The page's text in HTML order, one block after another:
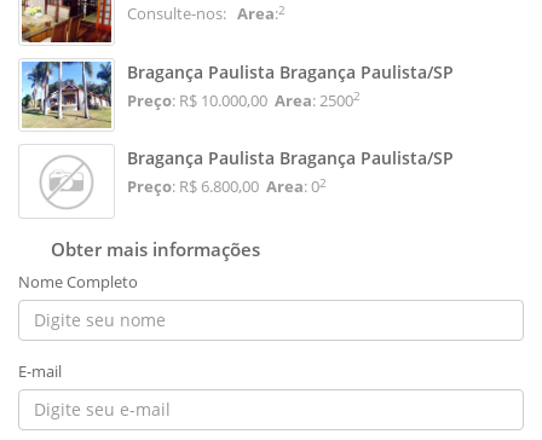
Consulte-nos: Area:2
Bragança Paulista Bragança Paulista/SP
Preço: R$ 10.000,00 Area: 25002
Bragança Paulista Bragança Paulista/SP
Preço: R$ 6.800,00 Area: 02
Obter mais informações
Nome Completo
E-mail